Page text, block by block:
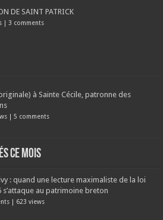
DE SAINT PATRICK
| 3 comments
à Sainte Cécile, patronne des
|5 comments
ce mois
: quand une lecture maximaliste de la loi
s’attaque au patrimoine breton
| 623 views